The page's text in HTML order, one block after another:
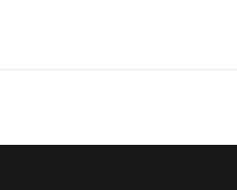
Audi Q3 tot een echte
voor & achter,
bediening,